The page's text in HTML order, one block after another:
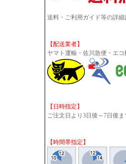
送料・ご利用ガイド等の詳細
【配送業者】
ヤマト運輸・佐川急便・エコ
【日時指定】
ご注文日より3日後～7日後ま
【時間帯指定】